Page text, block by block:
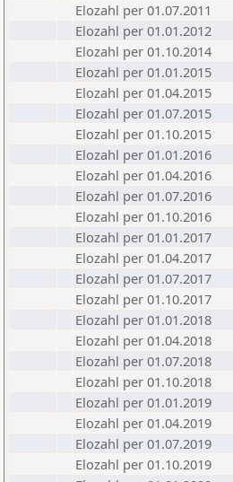
Elozahl per 01.07.2011
Elozahl per 01.01.2012
Elozahl per 01.10.2014
Elozahl per 01.01.2015
Elozahl per 01.04.2015
Elozahl per 01.07.2015
Elozahl per 01.10.2015
Elozahl per 01.01.2016
Elozahl per 01.04.2016
Elozahl per 01.07.2016
Elozahl per 01.10.2016
Elozahl per 01.01.2017
Elozahl per 01.04.2017
Elozahl per 01.07.2017
Elozahl per 01.10.2017
Elozahl per 01.01.2018
Elozahl per 01.04.2018
Elozahl per 01.07.2018
Elozahl per 01.10.2018
Elozahl per 01.01.2019
Elozahl per 01.04.2019
Elozahl per 01.07.2019
Elozahl per 01.10.2019